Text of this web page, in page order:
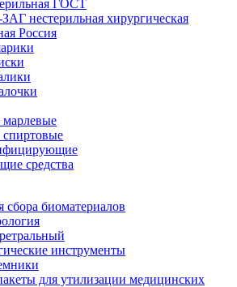
ГОСТ
нестерильная хирургическая
Россия
средства
сбора биоматериалов
инструменты
для утилизации медицинских